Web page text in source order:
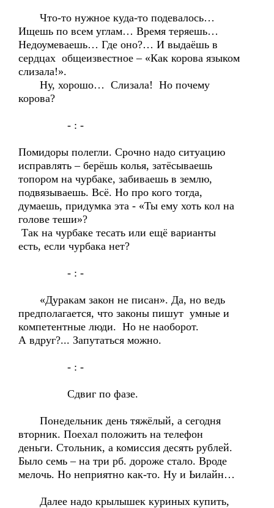
Что-то нужное куда-то подевалось…
Ищешь по всем углам… Время теряешь…
Недоумеваешь… Где оно?… И выдаёшь в
сердцах общеизвестное – «Как корова языком
слизала!».
Ну, хорошо… Слизала! Но почему
корова?
- : -
Помидоры полегли. Срочно надо ситуацию
исправлять – берёшь колья, затёсываешь
топором на чурбаке, забиваешь в землю,
подвязываешь. Всё. Но про кого тогда,
думаешь, придумка эта - «Ты ему хоть кол на
голове теши»?
Так на чурбаке тесать или ещё варианты
есть, если чурбака нет?
- : -
«Дуракам закон не писан». Да, но ведь
предполагается, что законы пишут умные и
компетентные люди. Но не наоборот.
А вдруг?... Запутаться можно.
- : -
Сдвиг по фазе.
Понедельник день тяжёлый, а сегодня
вторник. Поехал положить на телефон
деньги. Стольник, а комиссия десять рублей.
Было семь – на три рб. дороже стало. Вроде
мелочь. Но неприятно как-то. Ну и Ьилайн…
Далее надо крылышек куриных купить,